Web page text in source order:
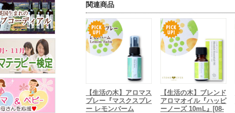
関連商品
【生活の木】アロマス
プレー『マスクスプレ
ー レモンバーム
【生活の木】ブレンド
アロマオイル『ハッピ
ーノーズ 10mL』[08-